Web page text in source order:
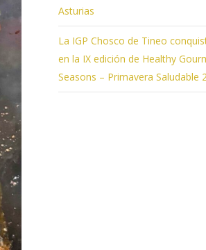
Asturias
La IGP Chosco de Tineo
en la IX edición de Healthy
Seasons – Primavera Saludable